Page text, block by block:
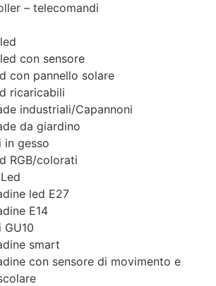
– telecomandi
con sensore
con pannello solare
ricaricabili
industriali/Capannoni
da giardino
in gesso
RGB/colorati
led E27
E14
GU10
smart
con sensore di movimento e